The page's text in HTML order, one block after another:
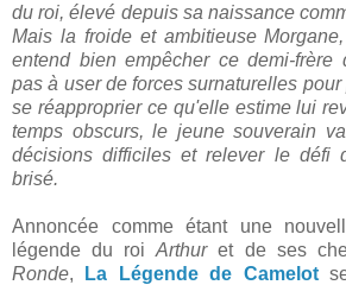
du roi, élevé depuis sa naissance
Mais la froide et ambitieuse
entend bien empêcher ce demi-frère
pas à user de forces surnaturelles
se réapproprier ce qu'elle estime lui
temps obscurs, le jeune souverain
décisions difficiles et relever le défi
brisé.
Annoncée comme étant une
légende du roiArthuret de ses
Ronde, La Légende de Camelotse